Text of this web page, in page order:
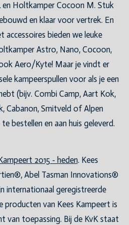
en Holtkamper Cocoon M. Stuk
en klaar voor vertrek. En
accessoires bieden we leuke
Astro, Nano, Cocoon,
Aero/Kyte! Maar je vindt er
kampeerspullen voor als je een
(bijv. Combi Camp, Aart Kok,
Cabanon, Smitveld of Alpen
bestellen en aan huis geleverd.
2015 - heden. Kees
Abel Tasman Innovations®
internationaal geregistreerde
producten van Kees Kampeert is
van toepassing. Bij de KvK staat